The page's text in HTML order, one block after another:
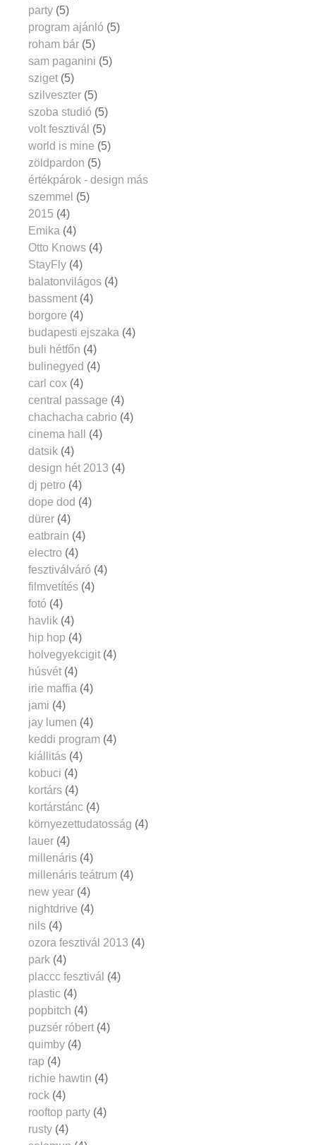
party (5)
program ajánló (5)
roham bár (5)
sam paganini (5)
sziget (5)
szilveszter (5)
szoba studió (5)
volt fesztivál (5)
world is mine (5)
zöldpardon (5)
értékpárok - design más
szemmel (5)
2015 (4)
Emika (4)
Otto Knows (4)
StayFly (4)
balatonvilágos (4)
bassment (4)
borgore (4)
budapesti ejszaka (4)
buli hétfőn (4)
bulinegyed (4)
carl cox (4)
central passage (4)
chachacha cabrio (4)
cinema hall
(4)
datsik (4)
design hét 2013 (4)
dj petro (4)
dope dod (4)
dürer (4)
eatbrain (4)
electro (4)
fesztiválváró (4)
filmvetítés (4)
fotó (4)
havlik (4)
hip hop (4)
holvegyekcigit (4)
húsvét (4)
irie maffia (4)
jami (4)
jay lumen (4)
keddi program (4)
kiállitás (4)
kobuci (4)
kortárs (4)
kortárstánc (4)
környezettudatosság (4)
lauer (4)
millenáris (4)
millenáris teátrum (4)
new year (4)
nightdrive (4)
nils (4)
ozora fesztivál 2013 (4)
park (4)
placcc fesztivál (4)
plastic (4)
popbitch (4)
puzsér róbert (4)
quimby (4)
rap (4)
richie hawtin (4)
rock (4)
rooftop party (4)
rusty (4)